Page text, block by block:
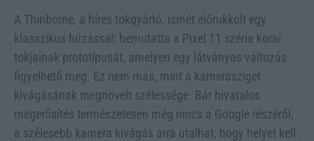
A Thinborne, a híres tokgyártó, ismét előrukkolt egy
klasszikus húzással: bemutatta a Pixel 11 széria korai
tokjainak prototípusát, amelyen egy látványos változás
figyelhető meg. Ez nem más, mint a kamerasziget
kivágásának megnövelt szélessége. Bár hivatalos
megerősítés természetesen még nincs a Google részéről,
a szélesebb kamera kivágás arra utalhat, hogy helyet kell